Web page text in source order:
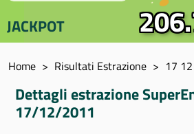
JACKPOT
Home Risultati Estrazione 17
Dettagli estrazione
17/12/2011